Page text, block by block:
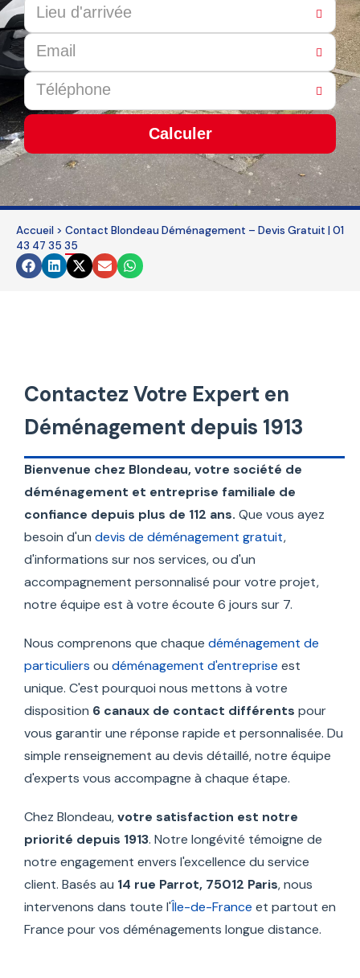
Calculer
This
field
should
be
left
blank
Accueil > Contact Blondeau Déménagement – Devis Gratuit | 01
43 47 35 35
Contactez Votre Expert en
Déménagement depuis 1913
Bienvenue chez Blondeau, votre société de
déménagement et entreprise familiale de
confiance depuis plus de 112 ans. Que vous ayez
besoin d'un devis de déménagement gratuit,
d'informations sur nos services, ou d'un
accompagnement personnalisé pour votre projet,
notre équipe est à votre écoute 6 jours sur 7.
Nous comprenons que chaque déménagement de
particuliers ou déménagement d'entreprise est
unique. C'est pourquoi nous mettons à votre
disposition 6 canaux de contact différents pour
vous garantir une réponse rapide et personnalisée. Du
simple renseignement au devis détaillé, notre équipe
d'experts vous accompagne à chaque étape.
Chez Blondeau,votre satisfaction est notre
priorité depuis 1913. Notre longévité témoigne de
notre engagement envers l'excellence du service
client. Basés au 14 rue Parrot, 75012 Paris, nous
intervenons dans toute l'Île-de-France et partout en
France pour vos déménagements longue distance.